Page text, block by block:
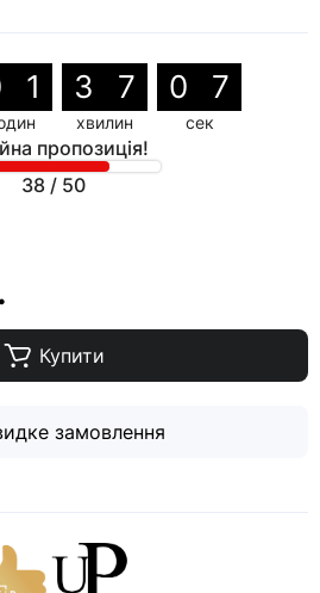
1 3 7
хвилин
0 6
сек
пропозиція!
38 / 50
Купити
замовлення